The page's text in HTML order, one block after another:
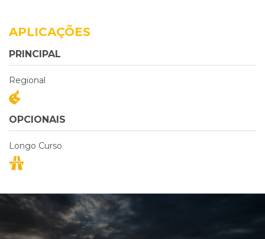
APLICAÇÕES
PRINCIPAL
Regional
OPCIONAIS
Longo Curso